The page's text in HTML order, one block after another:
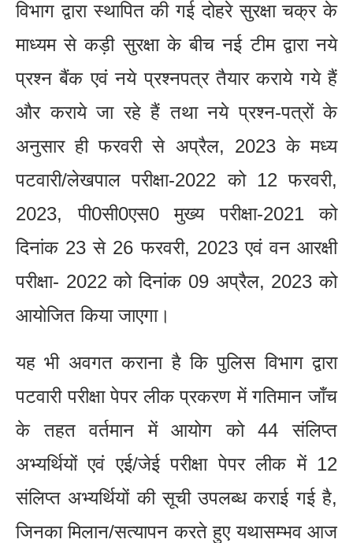
विभाग द्वारा स्थापित की गई दोहरे सुरक्षा चक्र के
माध्यम से कड़ी सुरक्षा के बीच नई टीम द्वारा नये
प्रश्न बैंक एवं नये प्रश्नपत्र तैयार कराये गये हैं
और कराये जा रहे हैं तथा नये प्रश्न-पत्रों के
अनुसार ही फरवरी से अप्रैल, 2023 के मध्य
पटवारी/लेखपाल परीक्षा-2022 को 12 फरवरी,
2023, पी0सी0एस0 मुख्य परीक्षा-2021 को
दिनांक 23 से 26 फरवरी, 2023 एवं वन आरक्षी
परीक्षा- 2022 को दिनांक 09 अप्रैल, 2023 को
आयोजित किया जाएगा।
यह भी अवगत कराना है कि पुलिस विभाग द्वारा
पटवारी परीक्षा पेपर लीक प्रकरण में गतिमान जाँच
के तहत वर्तमान में आयोग को 44 संलिप्त
अभ्यर्थियों एवं एई/जेई परीक्षा पेपर लीक में 12
संलिप्त अभ्यर्थियों की सूची उपलब्ध कराई गई है,
जिनका मिलान/सत्यापन करते हुए यथासम्भव आज